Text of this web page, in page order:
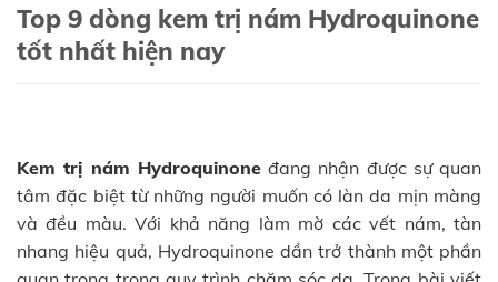
Top 9 dòng kem trị nám Hydroquinone
tốt nhất hiện nay
Kem trị nám Hydroquinoneđang nhận được sự quan
tâm đặc biệt từ những người muốn có làn da mịn màng
và đều màu. Với khả năng làm mờ các vết nám, tàn
nhang hiệu quả, Hydroquinone dần trở thành một phần